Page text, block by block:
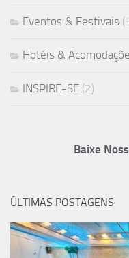
Eventos & Festivais
Hotéis &
INSPIRE-SE (2)
Baixe
ÚLTIMAS POSTAGENS